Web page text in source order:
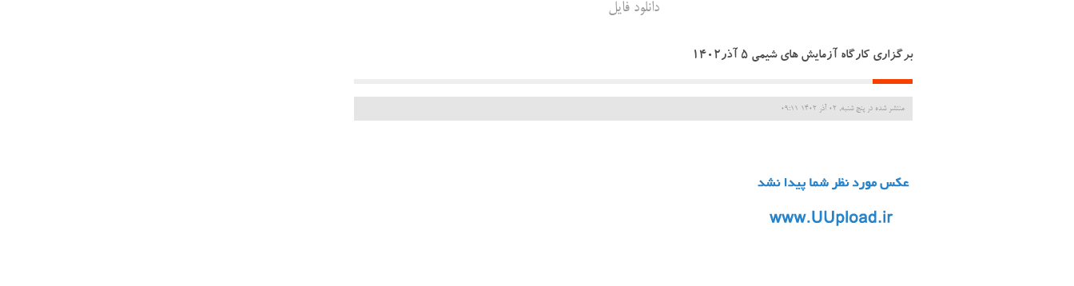
دانلود فایل
برگزاری کارگاه آزمایش های شیمی 5 آذر1402
منتشر شده در پنج شنبه, 02 آذر 1402 09:11